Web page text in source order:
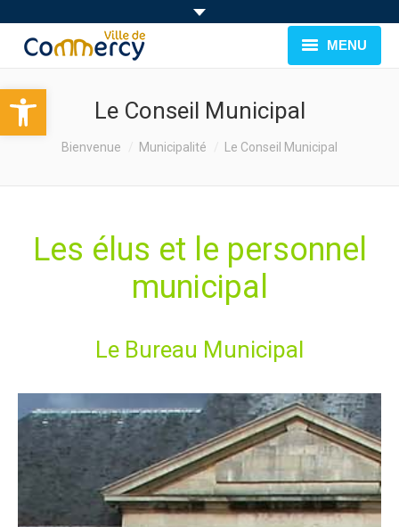
Ouvrir la barre d’outils
MENU
MUNICIPALITÉ
EVÉNEMENTS
Le Conseil Municipal
You are here:
Bienvenue Municipalité Le Conseil Municipal
Les élus et le personnel
municipal
Le Bureau Municipal